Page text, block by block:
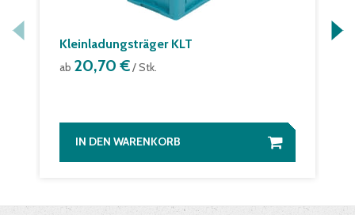
Kleinladungsträger KLT
ab 20,70 €/ Stk.
IN DEN WARENKORB